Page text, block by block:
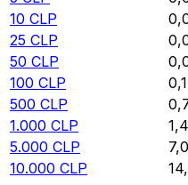
10 CLP
25 CLP
50 CLP
100 CLP
500 CLP
1.000 CLP
5.000 CLP
10.000 CLP